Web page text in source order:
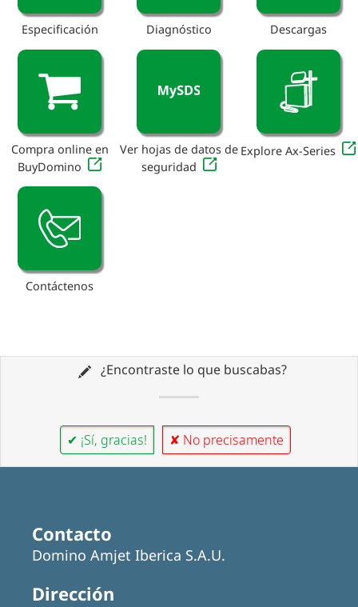
Especificación Diagnóstico Descargas
Compra online en
BuyDomino
Ver hojas de datos de
seguridad
Explore Ax-Series
Contáctenos
¿Encontraste lo que buscabas?
✔ ¡Sí, gracias! ✘ No precisamente
Contacto
Domino Amjet Iberica S.A.U.
Dirección